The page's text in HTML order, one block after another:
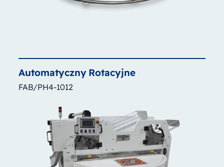
Automatyczny Rotacyjne
FAB/PH4-1012